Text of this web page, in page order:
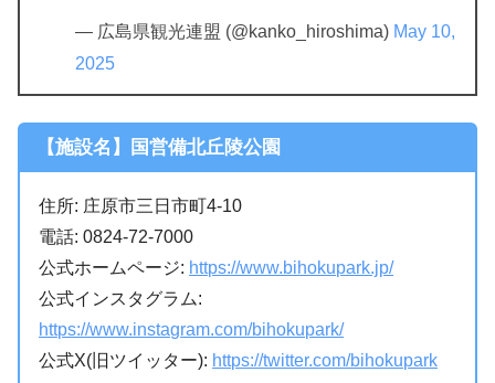
— 広島県観光連盟 (@kanko_hiroshima) May 10,
2025
【施設名】国営備北丘陵公園
住所: 庄原市三日市町4-10
電話: 0824-72-7000
公式ホームページ: https://www.bihokupark.jp/
公式インスタグラム:
https://www.instagram.com/bihokupark/
公式X(旧ツイッター): https://twitter.com/bihokupark